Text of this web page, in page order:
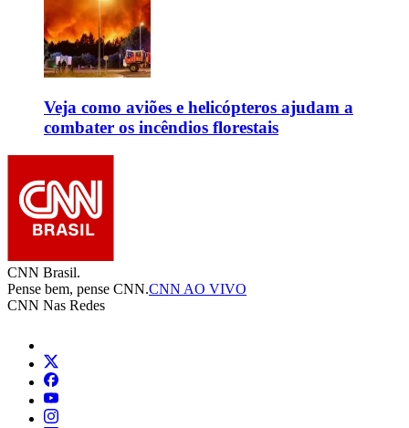
Veja como aviões e helicópteros ajudam a
combater os incêndios florestais
CNN Brasil.
Pense bem, pense CNN.CNN AO VIVO
CNN Nas Redes